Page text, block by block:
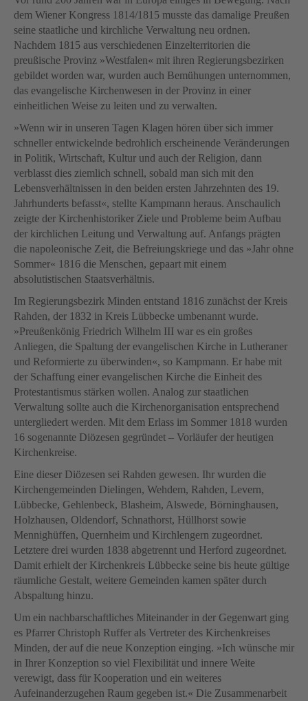
dem Wiener Kongress 1814/1815 musste das damalige Preußen
seine staatliche und kirchliche Verwaltung neu ordnen.
Nachdem 1815 aus verschiedenen Einzelterritorien die
preußische Provinz »Westfalen« mit ihren Regierungsbezirken
gebildet worden war, wurden auch Bemühungen unternommen,
das evangelische Kirchenwesen in der Provinz in einer
einheitlichen Weise zu leiten und zu verwalten.
»Wenn wir in unseren Tagen Klagen hören über sich immer
schneller entwickelnde bedrohlich erscheinende Veränderungen
in Politik, Wirtschaft, Kultur und auch der Religion, dann
verblasst dies ziemlich schnell, sobald man sich mit den
Lebensverhältnissen in den beiden ersten Jahrzehnten des 19.
Jahrhunderts befasst«, stellte Kampmann heraus. Anschaulich
zeigte der Kirchenhistoriker Ziele und Probleme beim Aufbau
der kirchlichen Leitung und Verwaltung auf. Anfangs prägten
die napoleonische Zeit, die Befreiungskriege und das »Jahr ohne
Sommer« 1816 die Menschen, gepaart mit einem
absolutistischen Staatsverhältnis.
Im Regierungsbezirk Minden entstand 1816 zunächst der Kreis
Rahden, der 1832 in Kreis Lübbecke umbenannt wurde.
»Preußenkönig Friedrich Wilhelm III war es ein großes
Anliegen, die Spaltung der evangelischen Kirche in Lutheraner
und Reformierte zu überwinden«, so Kampmann. Er habe mit
der Schaffung einer evangelischen Kirche die Einheit des
Protestantismus stärken wollen. Analog zur staatlichen
Verwaltung sollte auch die Kirchenorganisation entsprechend
untergliedert werden. Mit dem Erlass im Sommer 1818 wurden
16 sogenannte Diözesen gegründet – Vorläufer der heutigen
Kirchenkreise.
Eine dieser Diözesen sei Rahden gewesen. Ihr wurden die
Kirchengemeinden Dielingen, Wehdem, Rahden, Levern,
Lübbecke, Gehlenbeck, Blasheim, Alswede, Börninghausen,
Holzhausen, Oldendorf, Schnathorst, Hüllhorst sowie
Mennighüffen, Quernheim und Kirchlengern zugeordnet.
Letztere drei wurden 1838 abgetrennt und Herford zugeordnet.
Damit erhielt der Kirchenkreis Lübbecke seine bis heute gültige
räumliche Gestalt, weitere Gemeinden kamen später durch
Abspaltung hinzu.
Um ein nachbarschaftliches Miteinander in der Gegenwart ging
es Pfarrer Christoph Ruffer als Vertreter des Kirchenkreises
Minden, der auf die neue Konzeption einging. »Ich wünsche mir
in Ihrer Konzeption so viel Flexibilität und innere Weite
verewigt, dass für Kooperation und ein weiteres
Aufeinanderzugehen Raum gegeben ist.« Die Zusammenarbeit